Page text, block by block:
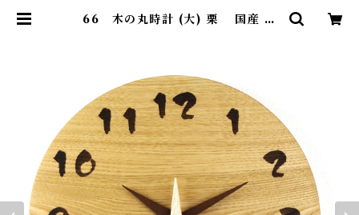
66 木の丸時計 (大) 栗 国産 一